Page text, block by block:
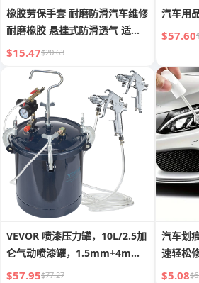
橡胶劳保手套 耐磨防滑汽车维修
耐磨橡胶 悬挂式防滑透气 适用
于工地特种作业
$15.47$20.63
汽车用
$57.60
VEVOR 喷漆压力罐，10L/2.5加
仑气动喷漆罐，1.5mm+4mm
两个喷嘴两个喷漆枪，最大
$57.95$77.27
汽车划
速轻松
去除划痕
$5.08